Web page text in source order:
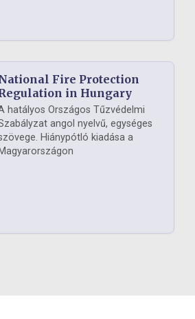
Fire Protection
in Hungary
hatályos Országos Tűzvédelmi
angol nyelvű, egységes
Hiánypótló kiadása a
Magyarországon